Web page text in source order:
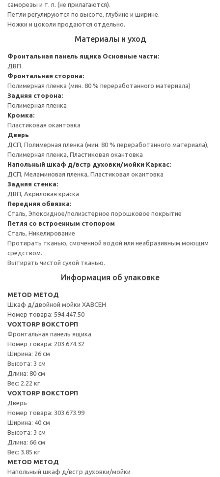
саморезы и т. п. (не прилагаются).
Петли регулируются по высоте, глубине и ширине.
Ножки и цоколи продаются отдельно.
Материалы и уход
Фронтальная панель ящика Основные части:
ДВП
Фронтальная сторона:
Полимерная пленка (мин. 80 % переработанного материала)
Задняя сторона:
Полимерная пленка
Кромка:
Пластиковая окантовка
Дверь
ДСП, Полимерная пленка (мин. 80 % переработанного материала),
Полимерная пленка, Пластиковая окантовка
Напольный шкаф д/встр духовки/мойки Каркас:
ДСП, Меламиновая пленка, Пластиковая окантовка
Задняя стенка:
ДВП, Акриловая краска
Передняя обвязка:
Сталь, Эпоксидное/полиэстерное порошковое покрытие
Петля со встроенным стопором
Сталь, Никелирование
Протирать тканью, смоченной водой или неабразивным моющим
средством.
Вытирать чистой сухой тканью.
Информация об упаковке
METOD МЕТОД
Шкаф д/двойной мойки ХАВСЕН
Номер товара: 594.447.50
VOXTORP ВОКСТОРП
Фронтальная панель ящика
Номер товара: 203.674.32
Ширина: 26 см
Высота: 3 см
Длина: 80 см
Вес: 2.22 кг
VOXTORP ВОКСТОРП
Дверь
Номер товара: 303.673.99
Ширина: 40 см
Высота: 3 см
Длина: 66 см
Вес: 3.85 кг
METOD МЕТОД
Напольный шкаф д/встр духовки/мойки